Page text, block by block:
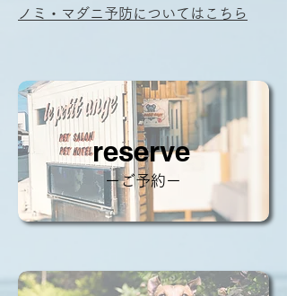
ノミ・マダニ予防についてはこちら
reserve
ーご予約ー